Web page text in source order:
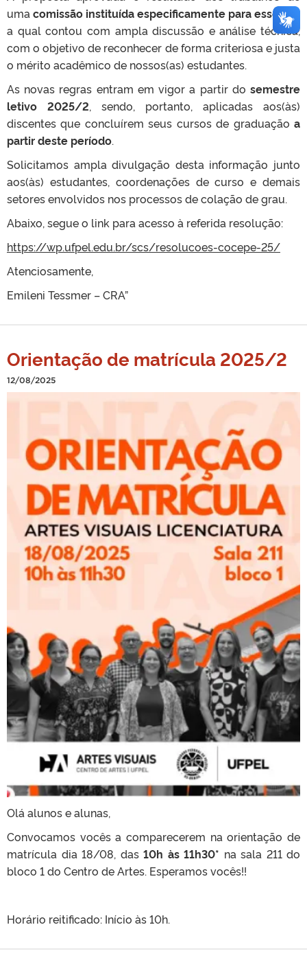
uma comissão instituída especificamente para esse fim,
a qual contou com ampla discussão e análise técnica,
com o objetivo de reconhecer de forma criteriosa e justa
o mérito acadêmico de nossos(as) estudantes.
As novas regras entram em vigor a partir do semestre
letivo 2025/2, sendo, portanto, aplicadas aos(às)
discentes que concluírem seus cursos de graduação a
partir deste período.
Solicitamos ampla divulgação desta informação junto
aos(às) estudantes, coordenações de curso e demais
setores envolvidos nos processos de colação de grau.
Abaixo, segue o link para acesso à referida resolução:
https://wp.ufpel.edu.br/scs/resolucoes-cocepe-25/
Atenciosamente,
Emileni Tessmer – CRA”
Orientação de matrícula 2025/2
12/08/2025
Olá alunos e alunas,
Convocamos vocês a comparecerem na orientação de
matrícula dia 18/08, das10h às 11h30* na sala 211 do
bloco 1 do Centro de Artes. Esperamos vocês!!
Horário reitificado: Início às 10h.